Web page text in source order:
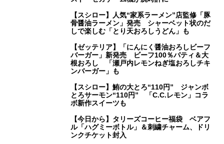
【スシロー】人気“家系ラーメン”店監修「豚
骨醤油ラーメン」発売 シャーベット状のだ
しで楽しむ「とり天おろしうどん」も
【ゼッテリア】「にんにく醤油おろしビーフ
バーガー」新発売 ビーフ100％パティ＆大
根おろし 「瀬戸内レモンねぎ塩おろしチキ
ンバーガー」も
【スシロー】鮪の大とろ“110円” ジャンボ
とろサーモン“110円” 「C.C.レモン」コラ
ボ新作スイーツも
【今日から】タリーズコーヒー福袋 ベアフ
ル「ハグミーボトル」＆刺繍チャーム、ドリ
ンクチケット封入